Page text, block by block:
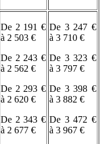
De 2 191 €
à 2 503 €
De 2 243 €
à 2 562 €
De 2 293 €
à 2 620 €
De 2 343 €
à 2 677 €
De 3 247 €
à 3 710 €
De 3 323 €
à 3 797 €
De 3 398 €
à 3 882 €
De 3 472 €
à 3 967 €